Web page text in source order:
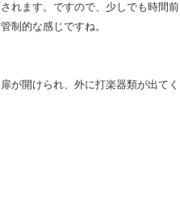
れます。ですので、少しでも時間前
制的な感じですね。
が開けられ、外に打楽器類が出てく